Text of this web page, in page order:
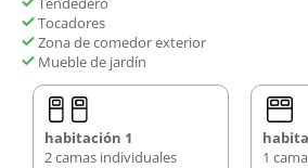
Tocadores
Zona de comedor exterior
Mueble de jardín
habitación 1
2 camas individuales
1